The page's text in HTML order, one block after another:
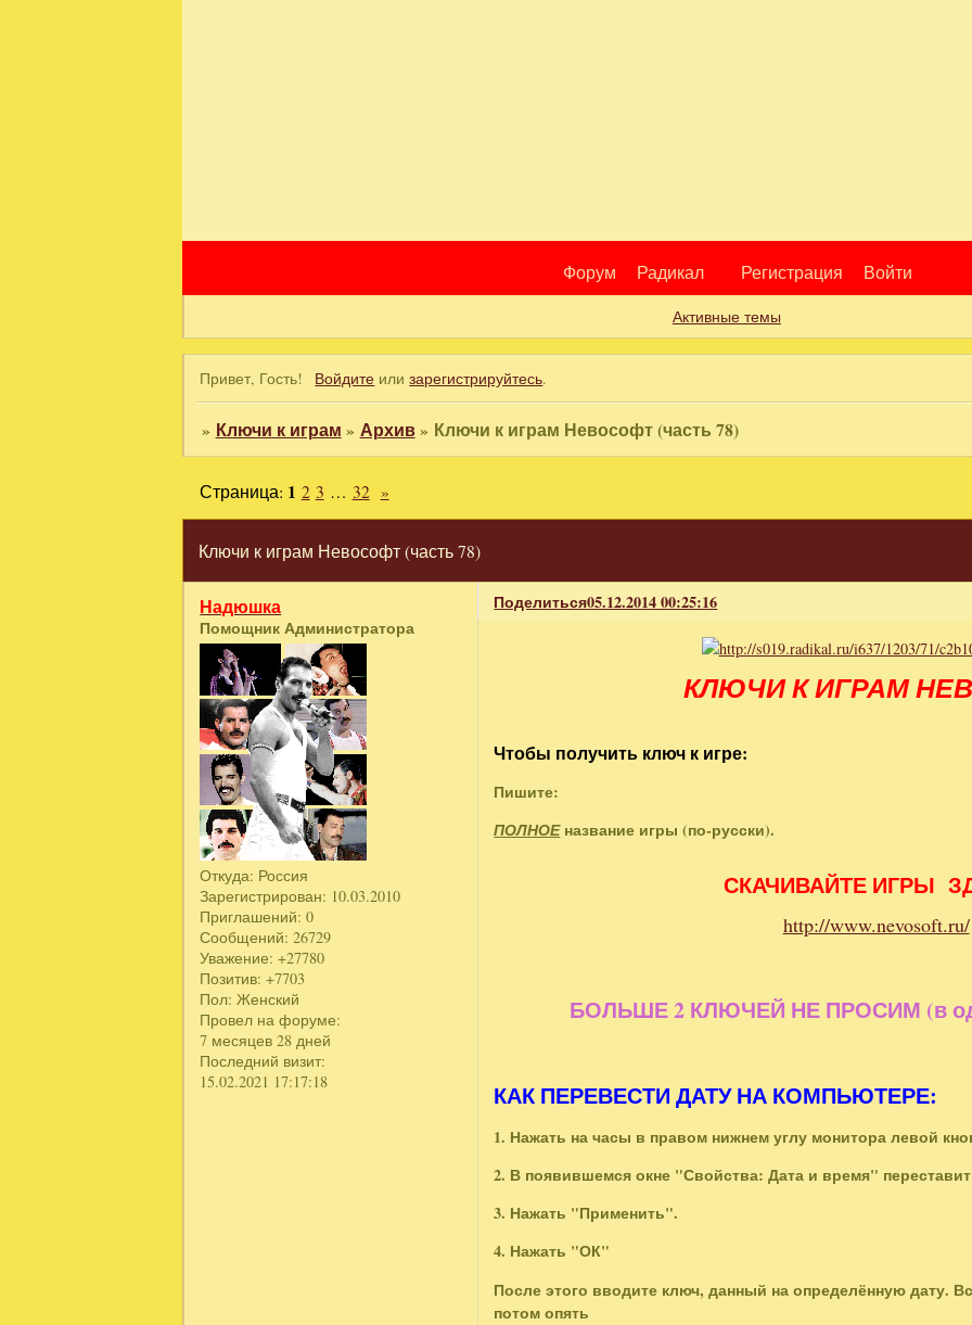
Форум Радикал Регистрация Войти
Активные темы
Привет, Гость! Войдите илизарегистрируйтесь.
» Ключи к играм » Архив» Ключи к играм Невософт (часть 78)
Ключи к играм Невософт (часть 78)
Страница: 1 2 3 … 32 »
Поделиться05.12.2014 00:25:16
Надюшка
Помощник Администратора
Откуда: Россия
Зарегистрирован: 10.03.2010
Приглашений: 0
Сообщений: 26729
Уважение: +27780
Позитив: +7703
Пол: Женский
Провел на форуме:
7 месяцев 28 дней
Последний визит:
15.02.2021 17:17:18
КЛЮЧИ К ИГРАМ
Чтобы получить ключ к игре:
Пишите:
ПОЛНОЕназвание игры (по-русски).
СКАЧИВАЙТЕ ИГРЫ
http://www.nevosoft.ru/
БОЛЬШЕ 2 КЛЮЧЕЙ НЕ ПРОСИМ (в
КАК ПЕРЕВЕСТИ ДАТУ НА КОМПЬЮТЕРЕ:
1. Нажать на часы в правом нижнем углу монитора левой
2. В появившемся окне "Свойства: Дата и время"
3. Нажать "Применить".
4. Нажать "ОК"
После этого вводите ключ, данный на определённую дату.
потом опять